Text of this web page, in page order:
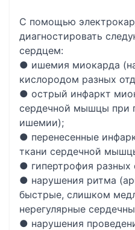
С помощью
диагностировать
сердцем:
● ишемия миокарда
кислородом разных
● острый инфаркт
сердечной мышцы при
ишемии);
● перенесенные
ткани сердечной
● гипертрофия разных
● нарушения ритма
быстрые, слишком
нерегулярные
● нарушения